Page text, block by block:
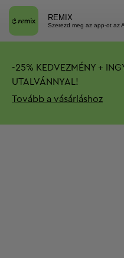
REMIX
Szerezd meg az app-ot az
-25% KEDVEZMÉNY +
UTALVÁNNYAL!
Tovább a vásárláshoz